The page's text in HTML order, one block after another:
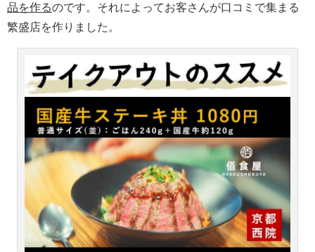
品を作るのです。それによってお客さんが口コミで集まる
繁盛店を作りました。